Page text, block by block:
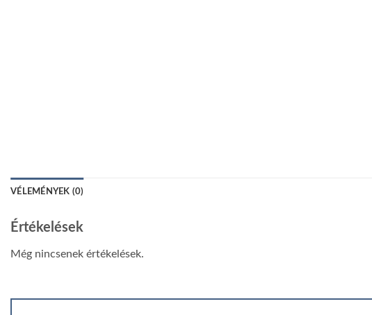
VÉLEMÉNYEK (0)
Értékelések
Még nincsenek értékelések.